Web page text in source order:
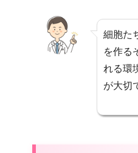
細胞た
を作る
れる環
が大切